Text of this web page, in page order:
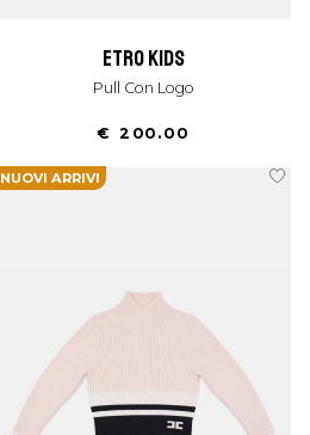
etro kids
Pull Con Logo
€ 200.00
NUOVI ARRIVI